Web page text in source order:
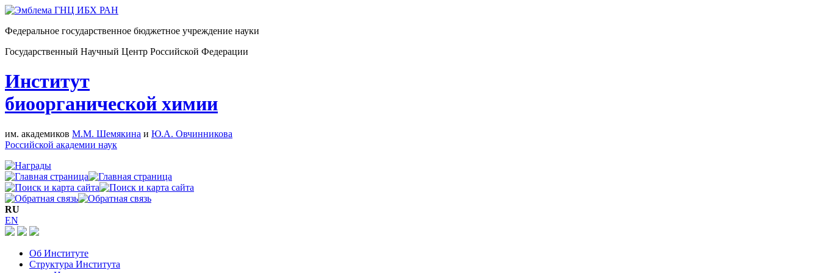
Федеральное государственное бюджетное учреждение науки
Государственный Научный Центр Российской Федерации
Институт
биоорганической химии
им. академиков М.М. Шемякина и Ю.А. Овчинникова
Российской академии наук
RU
EN
Об Институте
Структура Института